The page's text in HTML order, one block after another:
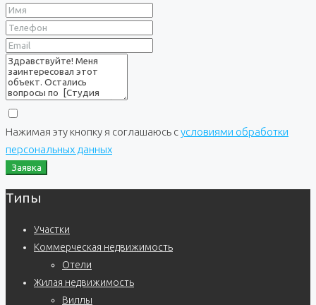
Нажимая эту кнопку я соглашаюсь сусловиями обработки
персональных данных
Заявка
Типы
Участки
Коммерческая недвижимость
Отели
Жилая недвижимость
Виллы